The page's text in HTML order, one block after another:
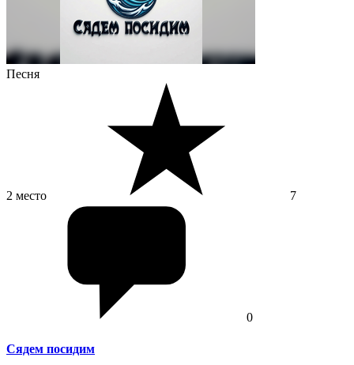
Песня
2 место 7
0
Сядем посидим